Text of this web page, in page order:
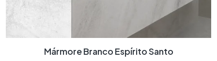
Mármore Branco Espírito Santo